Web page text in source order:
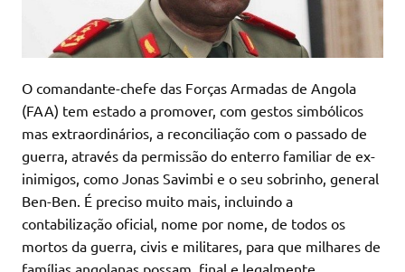
O comandante-chefe das Forças Armadas de Angola
(FAA) tem estado a promover, com gestos simbólicos
mas extraordinários, a reconciliação com o passado de
guerra, através da permissão do enterro familiar de ex-
inimigos, como Jonas Savimbi e o seu sobrinho, general
Ben-Ben. É preciso muito mais, incluindo a
contabilização oficial, nome por nome, de todos os
mortos da guerra, civis e militares, para que milhares de